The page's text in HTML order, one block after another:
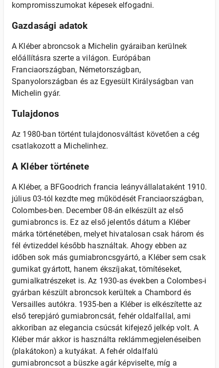
kompromisszumokat képesek elfogadni.
Gazdasági adatok
A Kléber abroncsok a Michelin gyáraiban kerülnek
előállításra szerte a világon. Európában
Franciaországban, Németországban,
Spanyolországban és az Egyesült Királyságban van
Michelin gyár.
Tulajdonos
Az 1980-ban történt tulajdonosváltást követően a cég
csatlakozott a Michelinhez.
A Kléber története
A Kléber, a BFGoodrich francia leányvállalataként 1910.
július 03-tól kezdte meg működését Franciaországban,
Colombes-ben. December 08-án elkészült az első
gumiabroncs is. Ez az első jelentős dátum a Kléber
márka történetében, melyet hivatalosan csak három és
fél évtizeddel később használtak. Ahogy ebben az
időben sok más gumiabroncsgyártó, a Kléber sem csak
gumikat gyártott, hanem ékszíjakat, tömítéseket,
gumialkatrészeket is. Az 1930-as években a Colombes-i
gyárban készült abroncsok kerültek a Chambord és
Versailles autókra. 1935-ben a Kléber is elkészítette az
első terepjáró gumiabroncsát, fehér oldalfallal, ami
akkoriban az elegancia csúcsát kifejező jelkép volt. A
Kléber már akkor is használta reklámmegjelenéseiben
(plakátokon) a kutyákat. A fehér oldalfalú
gumiabroncsot a büszke agár képviselte, míg a